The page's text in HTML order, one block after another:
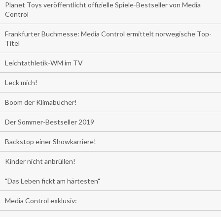
Planet Toys veröffentlicht offizielle Spiele-Bestseller von Media
Control
Frankfurter Buchmesse: Media Control ermittelt norwegische Top-
Titel
Leichtathletik-WM im TV
Leck mich!
Boom der Klimabücher!
Der Sommer-Bestseller 2019
Backstop einer Showkarriere!
Kinder nicht anbrüllen!
"Das Leben fickt am härtesten"
Media Control exklusiv: